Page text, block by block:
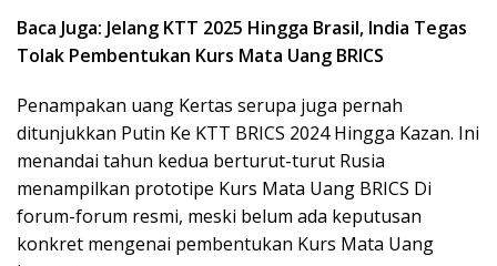
Baca Juga: Jelang KTT 2025 Hingga Brasil, India Tegas
Tolak Pembentukan Kurs Mata Uang BRICS
Penampakan uang Kertas serupa juga pernah
ditunjukkan Putin Ke KTT BRICS 2024 Hingga Kazan. Ini
menandai tahun kedua berturut-turut Rusia
menampilkan prototipe Kurs Mata Uang BRICS Di
forum-forum resmi, meski belum ada keputusan
konkret mengenai pembentukan Kurs Mata Uang